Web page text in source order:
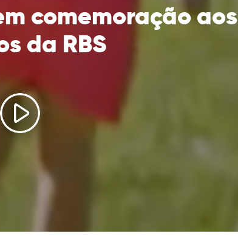
comemoração aos
da RBS